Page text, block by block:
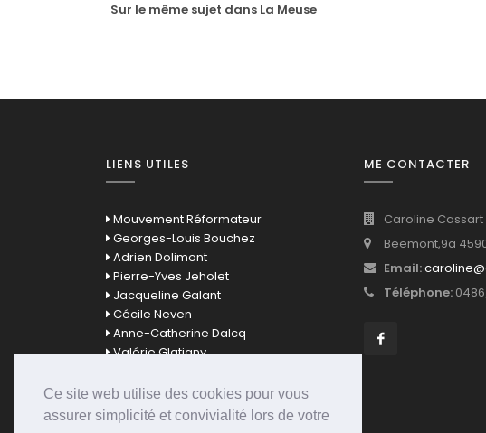
Ce site web utilise des cookies pour vous
assurer simplicité et convivialité lors de votre
Sur le même sujet dans La Meuse
LIENS UTILES
Mouvement Réformateur
Georges-Louis Bouchez
Adrien Dolimont
Pierre-Yves Jeholet
Jacqueline Galant
Cécile Neven
Anne-Catherine Dalcq
Valérie Glatigny
Bernard Quintin
Mathieu Bihet
Eléonore Simonet
ME CONTACTER
Caroline Cassart
Beemont,9a
Email:
Téléphone: